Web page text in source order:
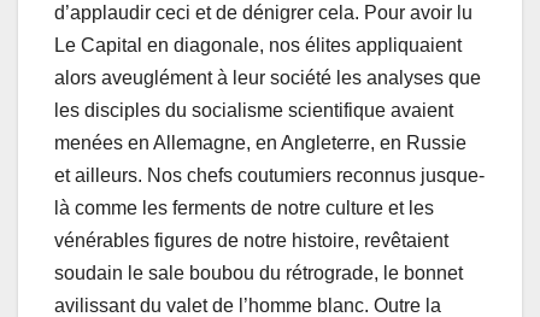
d’applaudir ceci et de dénigrer cela. Pour avoir lu
Le Capital en diagonale, nos élites appliquaient
alors aveuglément à leur société les analyses que
les disciples du socialisme scientifique avaient
menées en Allemagne, en Angleterre, en Russie
et ailleurs. Nos chefs coutumiers reconnus jusque-
là comme les ferments de notre culture et les
vénérables figures de notre histoire, revêtaient
soudain le sale boubou du rétrograde, le bonnet
avilissant du valet de l’homme blanc. Outre la